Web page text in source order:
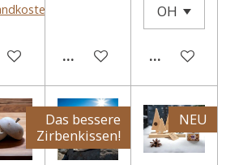
WARENKORB
IN DEN WARENKORB
IN DEN
Das bessere
Zirbenkissen!
NEU